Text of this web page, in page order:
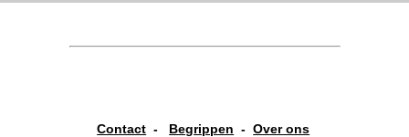
Contact - Begrippen -Over ons